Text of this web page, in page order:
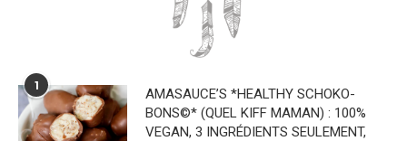
1
AMASAUCE’S *HEALTHY SCHOKO-
BONS©* (QUEL KIFF MAMAN) : 100%
VEGAN, 3 INGRÉDIENTS SEULEMENT,